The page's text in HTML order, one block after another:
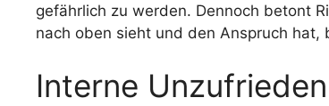
gefährlich zu werden. Dennoch betont
nach oben sieht und den Anspruch hat,
Interne